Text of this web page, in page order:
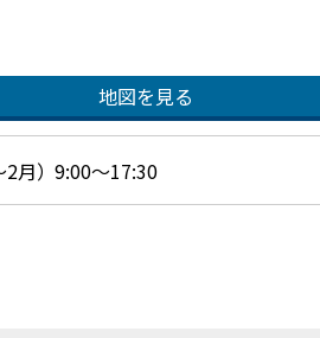
地図を見る
月）9:00～17:30